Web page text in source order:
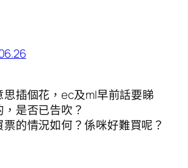
思插個花，ec及ml早前話要睇
是否已告吹？
票的情況如何？係咪好難買呢？